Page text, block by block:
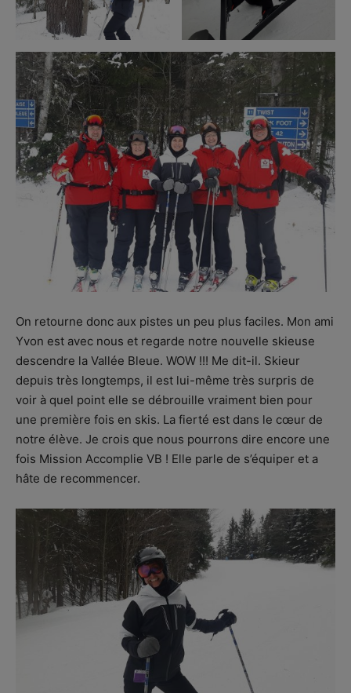
On retourne donc aux pistes un peu plus faciles. Mon ami
Yvon est avec nous et regarde notre nouvelle skieuse
descendre la Vallée Bleue. WOW !!! Me dit-il. Skieur
depuis très longtemps, il est lui-même très surpris de
voir à quel point elle se débrouille vraiment bien pour
une première fois en skis. La fierté est dans le cœur de
notre élève. Je crois que nous pourrons dire encore une
fois Mission Accomplie VB ! Elle parle de s’équiper et a
hâte de recommencer.